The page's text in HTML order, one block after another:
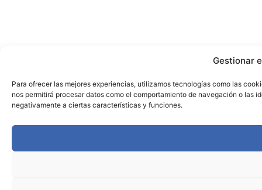
Gestionar
Para ofrecer las mejores experiencias, utilizamos tecnologías como las
nos permitirá procesar datos como el comportamiento de navegación o
negativamente a ciertas características y funciones.